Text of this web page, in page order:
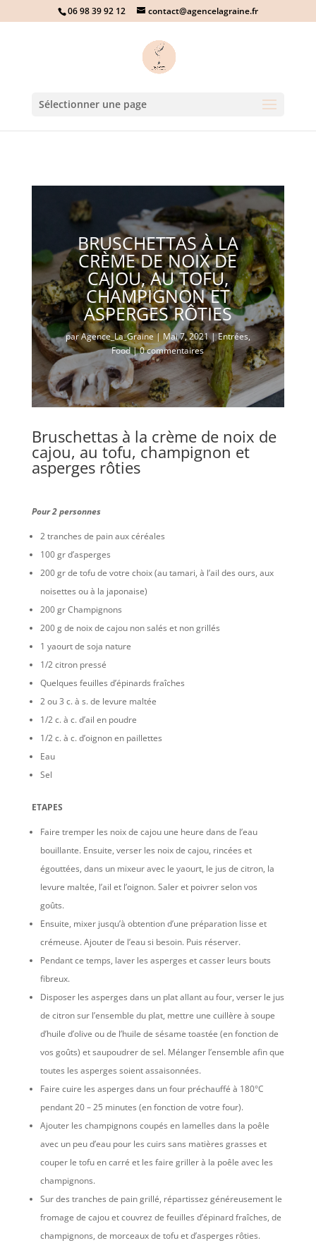
06 98 39 92 12 contact@agencelagraine.fr
Sélectionner une page
BRUSCHETTAS À LA
CRÈME DE NOIX DE
CAJOU, AU TOFU,
CHAMPIGNON ET
ASPERGES RÔTIES
parAgence_La_Graine| Mai 7, 2021|Entrées,
Food|0 commentaires
Bruschettas à la crème de noix de
cajou, au tofu, champignon et
asperges rôties
Pour 2 personnes
2 tranches de pain aux céréales
100 gr d’asperges
200 gr de tofu de votre choix (au tamari, à l’ail des ours, aux
noisettes ou à la japonaise)
200 gr Champignons
200 g de noix de cajou non salés et non grillés
1 yaourt de soja nature
1/2 citron pressé
Quelques feuilles d’épinards fraîches
2 ou 3 c. à s. de levure maltée
1/2 c. à c. d’ail en poudre
1/2 c. à c. d’oignon en paillettes
Eau
Sel
ETAPES
Faire tremper les noix de cajou une heure dans de l’eau
bouillante. Ensuite, verser les noix de cajou, rincées et
égouttées, dans un mixeur avec le yaourt, le jus de citron, la
levure maltée, l’ail et l’oignon. Saler et poivrer selon vos
goûts.
Ensuite, mixer jusqu’à obtention d’une préparation lisse et
crémeuse. Ajouter de l’eau si besoin. Puis réserver.
Pendant ce temps, laver les asperges et casser leurs bouts
fibreux.
Disposer les asperges dans un plat allant au four, verser le jus
de citron sur l’ensemble du plat, mettre une cuillère à soupe
d’huile d’olive ou de l’huile de sésame toastée (en fonction de
vos goûts) et saupoudrer de sel. Mélanger l’ensemble afin que
toutes les asperges soient assaisonnées.
Faire cuire les asperges dans un four préchauffé à 180°C
pendant 20 – 25 minutes (en fonction de votre four).
Ajouter les champignons coupés en lamelles dans la poêle
avec un peu d’eau pour les cuirs sans matières grasses et
couper le tofu en carré et les faire griller à la poêle avec les
champignons.
Sur des tranches de pain grillé, répartissez généreusement le
fromage de cajou et couvrez de feuilles d’épinard fraîches, de
champignons, de morceaux de tofu et d’asperges rôties.